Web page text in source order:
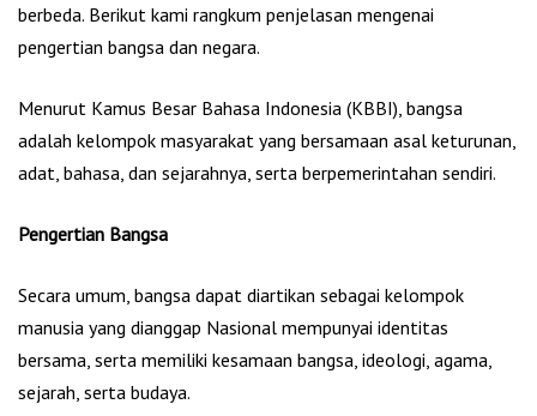
berbeda. Berikut kami rangkum penjelasan mengenai
pengertian bangsa dan negara.
Menurut Kamus Besar Bahasa Indonesia (KBBI), bangsa
adalah kelompok masyarakat yang bersamaan asal keturunan,
adat, bahasa, dan sejarahnya, serta berpemerintahan sendiri.
Pengertian Bangsa
Secara umum, bangsa dapat diartikan sebagai kelompok
manusia yang dianggap Nasional mempunyai identitas
bersama, serta memiliki kesamaan bangsa, ideologi, agama,
sejarah, serta budaya.